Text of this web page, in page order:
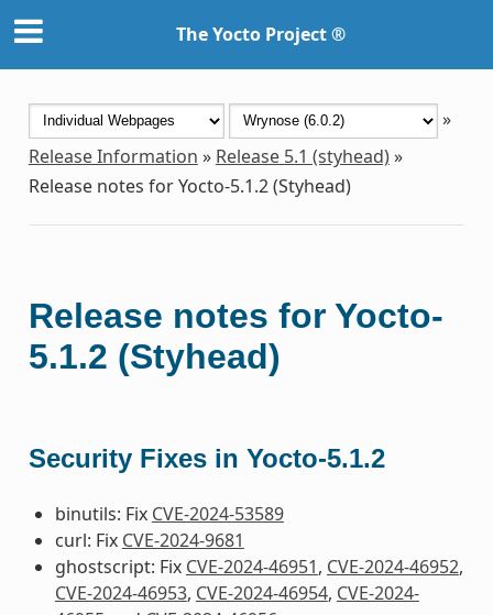
The Yocto Project ®
»
Release Information » Release 5.1 (styhead)»
Release notes for Yocto-5.1.2 (Styhead)
Release notes for Yocto-
5.1.2 (Styhead)
Security Fixes in Yocto-5.1.2
binutils: Fix CVE-2024-53589
curl: Fix CVE-2024-9681
ghostscript: Fix CVE-2024-46951, CVE-2024-46952,
CVE-2024-46953, CVE-2024-46954, CVE-2024-